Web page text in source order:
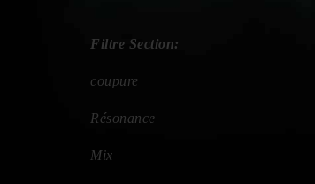
Filtre Section:
coupure
Résonance
Mix